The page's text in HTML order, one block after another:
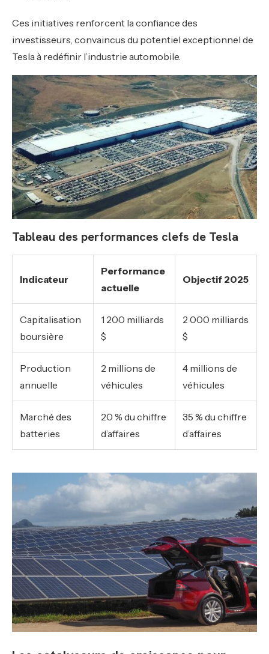
Ces initiatives renforcent la confiance des
investisseurs, convaincus du potentiel exceptionnel de
Tesla à redéfinir l’industrie automobile.
Tableau des performances clefs de Tesla
Indicateur
Performance
actuelle
Objectif 2025
Capitalisation
boursière
1 200 milliards
$
2 000 milliards
$
Production
annuelle
2 millions de
véhicules
4 millions de
véhicules
Marché des
batteries
20 % du chiffre
d’affaires
35 % du chiffre
d’affaires